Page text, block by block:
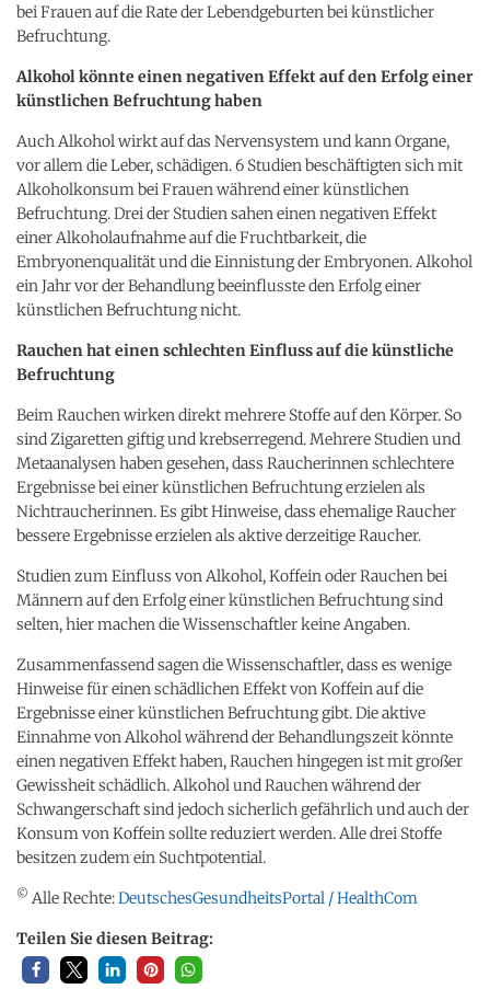
bei Frauen auf die Rate der Lebendgeburten bei künstlicher
Befruchtung.
Alkohol könnte einen negativen Effekt auf den Erfolg einer
künstlichen Befruchtung haben
Auch Alkohol wirkt auf das Nervensystem und kann Organe,
vor allem die Leber, schädigen. 6 Studien beschäftigten sich mit
Alkoholkonsum bei Frauen während einer künstlichen
Befruchtung. Drei der Studien sahen einen negativen Effekt
einer Alkoholaufnahme auf die Fruchtbarkeit, die
Embryonenqualität und die Einnistung der Embryonen. Alkohol
ein Jahr vor der Behandlung beeinflusste den Erfolg einer
künstlichen Befruchtung nicht.
Rauchen hat einen schlechten Einfluss auf die künstliche
Befruchtung
Beim Rauchen wirken direkt mehrere Stoffe auf den Körper. So
sind Zigaretten giftig und krebserregend. Mehrere Studien und
Metaanalysen haben gesehen, dass Raucherinnen schlechtere
Ergebnisse bei einer künstlichen Befruchtung erzielen als
Nichtraucherinnen. Es gibt Hinweise, dass ehemalige Raucher
bessere Ergebnisse erzielen als aktive derzeitige Raucher.
Studien zum Einfluss von Alkohol, Koffein oder Rauchen bei
Männern auf den Erfolg einer künstlichen Befruchtung sind
selten, hier machen die Wissenschaftler keine Angaben.
Zusammenfassend sagen die Wissenschaftler, dass es wenige
Hinweise für einen schädlichen Effekt von Koffein auf die
Ergebnisse einer künstlichen Befruchtung gibt. Die aktive
Einnahme von Alkohol während der Behandlungszeit könnte
einen negativen Effekt haben, Rauchen hingegen ist mit großer
Gewissheit schädlich. Alkohol und Rauchen während der
Schwangerschaft sind jedoch sicherlich gefährlich und auch der
Konsum von Koffein sollte reduziert werden. Alle drei Stoffe
besitzen zudem ein Suchtpotential.
© Alle Rechte:DeutschesGesundheitsPortal / HealthCom
Teilen Sie diesen Beitrag: